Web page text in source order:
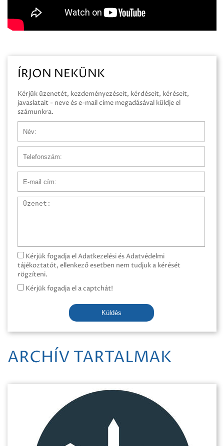
ÍRJON NEKÜNK
Kérjük üzenetét, kezdeményezéseit, kérdéseit, kéréseit,
javaslatait - neve és e-mail címe megadásával küldje el
számunkra.
Üzenet
Kérjük fogadja el Adatkezelési és Adatvédelmi
tájékoztatót, ellenkező esetben nem tudjuk a kérését
rögzíteni.
Kérjük fogadja el a captchát!
Küldés
ARCHÍV TARTALMAK